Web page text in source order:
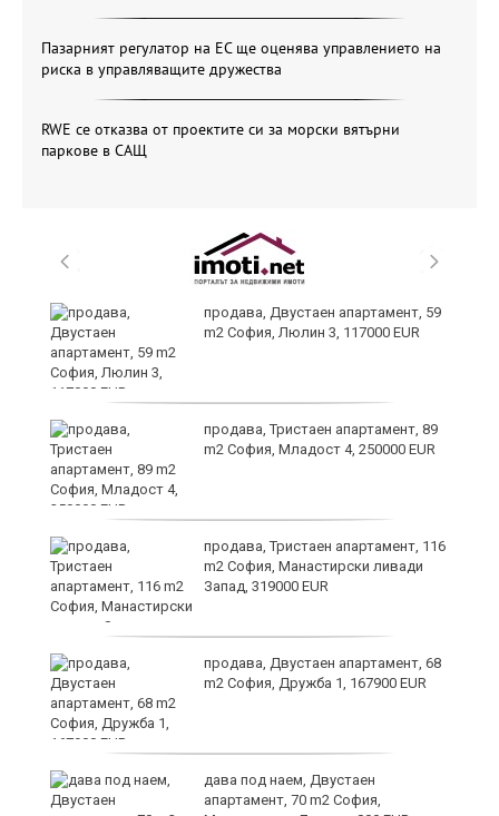
Пазарният регулатор на ЕС ще оценява управлението на
риска в управляващите дружества
RWE се отказва от проектите си за морски вятърни
паркове в САЩ
продава, Двустаен апартамент, 59
m2 София, Люлин 3, 117000 EUR
продава, Тристаен апартамент, 89
m2 София, Младост 4, 250000 EUR
продава, Тристаен апартамент, 116
m2 София, Манастирски ливади
Запад, 319000 EUR
продава, Двустаен апартамент, 68
m2 София, Дружба 1, 167900 EUR
дава под наем, Двустаен
апартамент, 70 m2 София,